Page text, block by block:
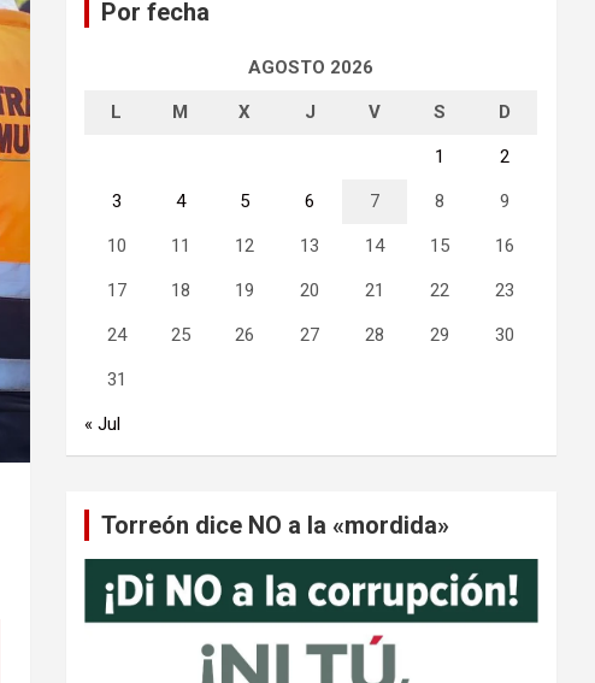
Por fecha
AGOSTO 2026
L M X J V S D
1 2
3 4 5 6 7 8 9
10 11 12 13 14 15 16
17 18 19 20 21 22 23
24 25 26 27 28 29 30
31
« Jul
Torreón dice NO a la «mordida»